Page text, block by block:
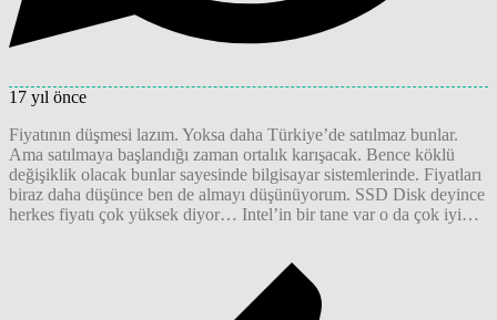
17 yıl önce
Fiyatının düşmesi lazım. Yoksa daha Türkiye’de satılmaz bunlar.
Ama satılmaya başlandığı zaman ortalık karışacak. Bence köklü
değişiklik olacak bunlar sayesinde bilgisayar sistemlerinde. Fiyatları
biraz daha düşünce ben de almayı düşünüyorum. SSD Disk deyince
herkes fiyatı çok yüksek diyor… Intel’in bir tane var o da çok iyi…